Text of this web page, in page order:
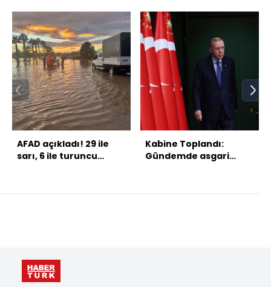
AFAD açıkladı! 29 ile
sarı, 6 ile turuncu
Kabine Toplandı:
Gündemde asgari